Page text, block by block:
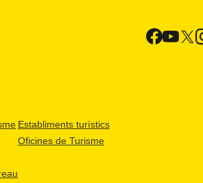
Establiments turístics
Oficines de Turisme